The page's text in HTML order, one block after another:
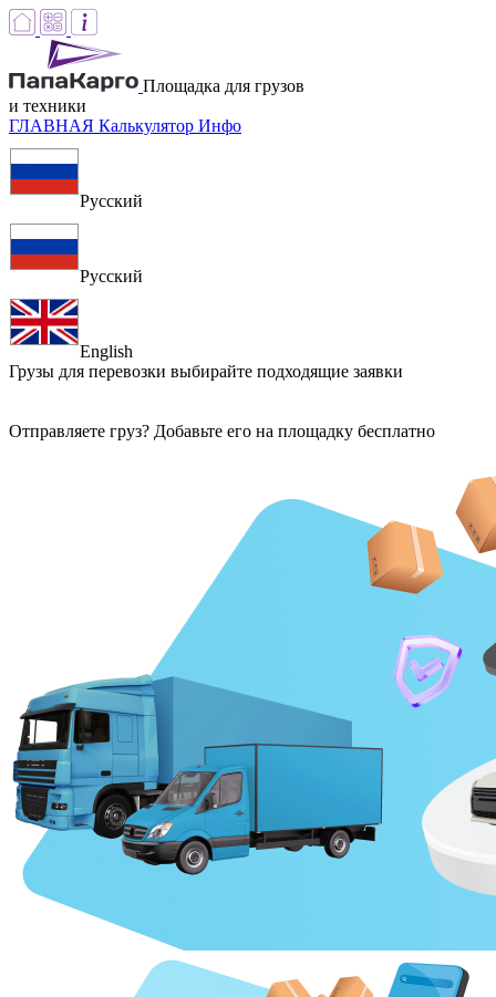
Площадка для грузов
и техники
ГЛАВНАЯ Калькулятор Инфо
Русский
Русский
English
Грузы для перевозки выбирайте подходящие заявки
Отправляете груз? Добавьте его на площадку бесплатно